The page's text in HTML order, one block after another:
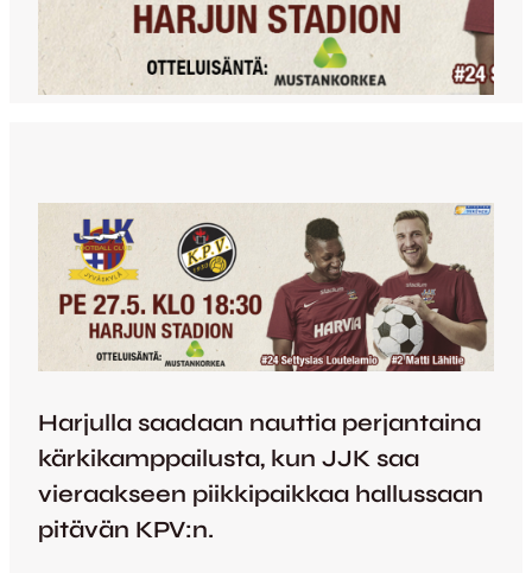
Harjulla saadaan nauttia perjantaina
kärkikamppailusta, kun JJK saa
vieraakseen piikkipaikkaa hallussaan
pitävän KPV:n.